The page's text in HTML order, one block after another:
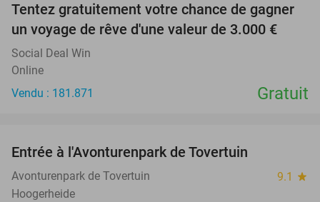
Tentez gratuitement votre chance de gagner
un voyage de rêve d'une valeur de 3.000 €
Social Deal Win
Online
Vendu : 181.871
Gratuit
Entrée à l'Avonturenpark de Tovertuin
Avonturenpark de Tovertuin 9.1 star
Hoogerheide